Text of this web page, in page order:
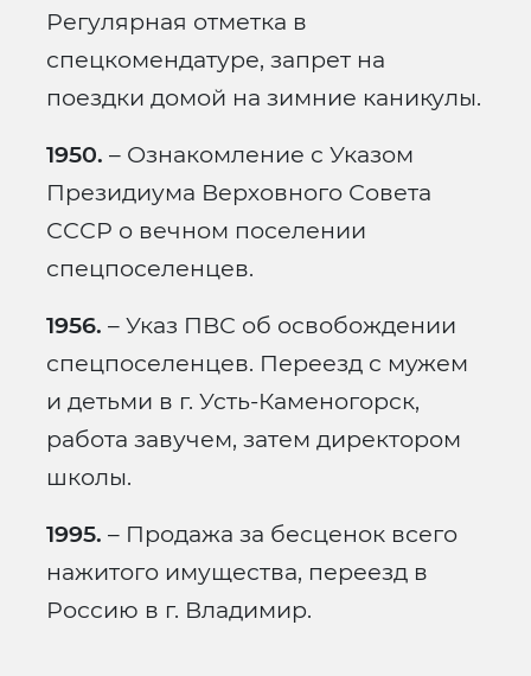
Регулярная отметка в
спецкомендатуре, запрет на
поездки домой на зимние каникулы.
1950. – Ознакомление с Указом
Президиума Верховного Совета
СССР о вечном поселении
спецпоселенцев.
1956. – Указ ПВС об освобождении
спецпоселенцев. Переезд с мужем
и детьми в г. Усть-Каменогорск,
работа завучем, затем директором
школы.
1995. – Продажа за бесценок всего
нажитого имущества, переезд в
Россию в г. Владимир.